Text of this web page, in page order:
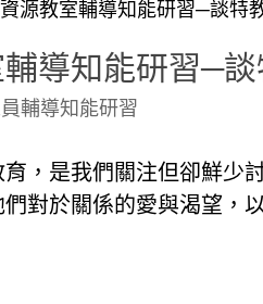
源教室輔導知能研習─談特
導知能研習─
輔導知能研習
，是我們關注但卻鮮
對於關係的愛與渴望，